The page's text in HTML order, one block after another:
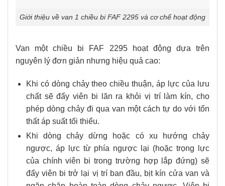
Giới thiệu về van 1 chiều bi FAF 2295 và cơ chế hoạt động
Van một chiều bi FAF 2295 hoạt động dựa trên
nguyên lý đơn giản nhưng hiệu quả cao:
Khi có dòng chảy theo chiều thuận, áp lực của lưu
chất sẽ đẩy viên bi lăn ra khỏi vị trí làm kín, cho
phép dòng chảy đi qua van một cách tự do với tổn
thất áp suất tối thiểu.
Khi dòng chảy dừng hoặc có xu hướng chảy
ngược, áp lực từ phía ngược lại (hoặc trọng lực
của chính viên bi trong trường hợp lắp đứng) sẽ
đẩy viên bi trở lại vị trí ban đầu, bịt kín cửa van và